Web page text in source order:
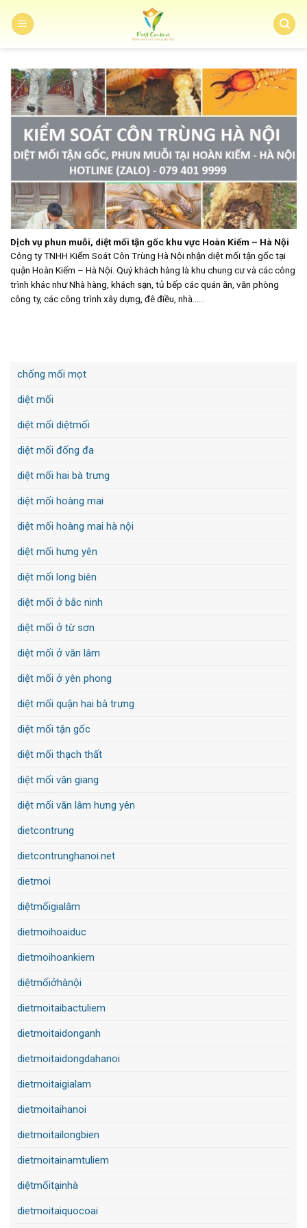
Dịch vụ phun muỗi, diệt mối tận gốc khu vực Hoàn Kiếm – Hà Nội
Công ty TNHH Kiểm Soát Côn Trùng Hà Nội nhận diệt mối tận gốc tại
quận Hoàn Kiếm – Hà Nội. Quý khách hàng là khu chung cư và các công
trình khác như Nhà hàng, khách sạn, tủ bếp các quán ăn, văn phòng
công ty, các công trình xây dựng, đê điều, nhà......
chống mối mọt
diệt mối
diệt mối diệtmối
diệt mối đống đa
diệt mối hai bà trưng
diệt mối hoàng mai
diệt mối hoàng mai hà nội
diệt mối hưng yên
diệt mối long biên
diệt mối ở bắc ninh
diệt mối ở từ sơn
diệt mối ở văn lâm
diệt mối ở yên phong
diệt mối quận hai bà trưng
diệt mối tận gốc
diệt mối thạch thất
diệt mối văn giang
diệt mối văn lâm hưng yên
dietcontrung
dietcontrunghanoi.net
dietmoi
diệtmốigialâm
dietmoihoaiduc
dietmoihoankiem
diệtmốiởhànội
dietmoitaibactuliem
dietmoitaidonganh
dietmoitaidongdahanoi
dietmoitaigialam
dietmoitaihanoi
dietmoitailongbien
dietmoitainamtuliem
diệtmốitạinhà
dietmoitaiquocoai